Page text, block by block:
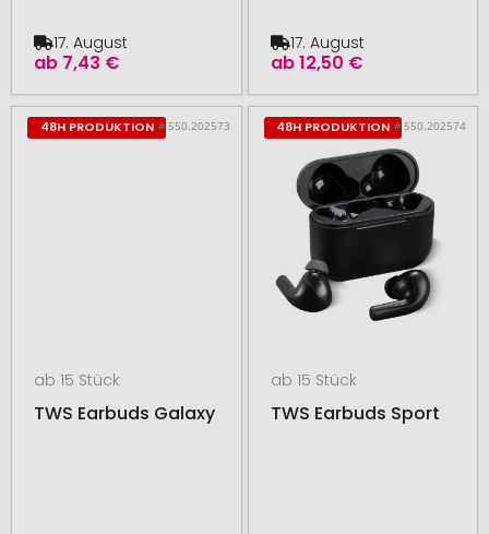
ab 7,43 €
17. August
ab12,50 €
17. August
48H PRODUKTION # 550.202573
ab 15 Stück
TWS Earbuds Galaxy
48H PRODUKTION # 550.202574
ab 15 Stück
TWS Earbuds Sport